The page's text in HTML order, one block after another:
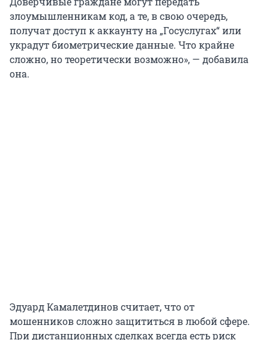
злоумышленникам код, а те, в свою очередь,
получат доступ к аккаунту на „Госуслугах“ или
украдут биометрические данные. Что крайне
сложно, но теоретически возможно», — добавила
она.
Эдуард Камалетдинов считает, что от
мошенников сложно защититься в любой сфере.
При дистанционных сделках всегда есть риск